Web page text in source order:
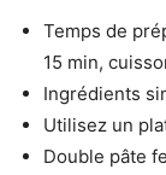
Temps de
15 min,
Ingrédients
Utilisez un
Double pâte